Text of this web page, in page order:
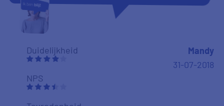
Duidelijkheid
NPS
Mandy
31-07-2018